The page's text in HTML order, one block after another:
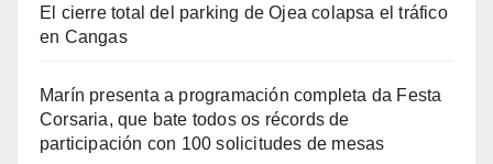
El cierre total del parking de Ojea colapsa el tráfico
en Cangas
Marín presenta a programación completa da Festa
Corsaria, que bate todos os récords de
participación con 100 solicitudes de mesas